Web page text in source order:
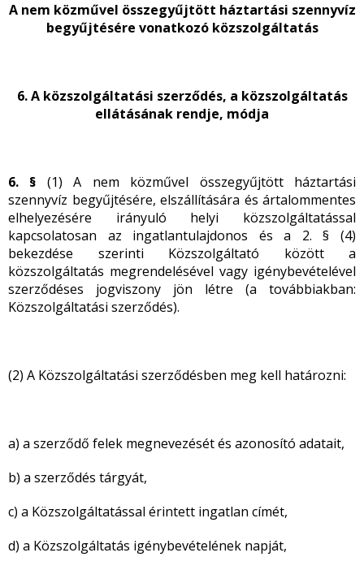
A nem közművel összegyűjtött háztartási szennyvíz
begyűjtésére vonatkozó közszolgáltatás
6. A közszolgáltatási szerződés, a közszolgáltatás
ellátásának rendje, módja
6. § (1) A nem közművel összegyűjtött háztartási
szennyvíz begyűjtésére, elszállítására és ártalommentes
elhelyezésére irányuló helyi közszolgáltatással
kapcsolatosan az ingatlantulajdonos és a 2. § (4)
bekezdése szerinti Közszolgáltató között a
közszolgáltatás megrendelésével vagy igénybevételével
szerződéses jogviszony jön létre (a továbbiakban:
Közszolgáltatási szerződés).
(2) A Közszolgáltatási szerződésben meg kell határozni:
a) a szerződő felek megnevezését és azonosító adatait,
b) a szerződés tárgyát,
c) a Közszolgáltatással érintett ingatlan címét,
d) a Közszolgáltatás igénybevételének napját,